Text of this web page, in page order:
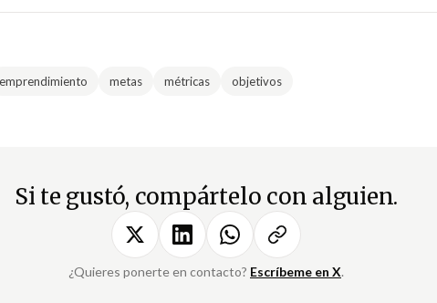
emprendimiento metas métricas objetivos
Si te gustó, compártelo con alguien.
¿Quieres ponerte en contacto? Escríbeme en X.